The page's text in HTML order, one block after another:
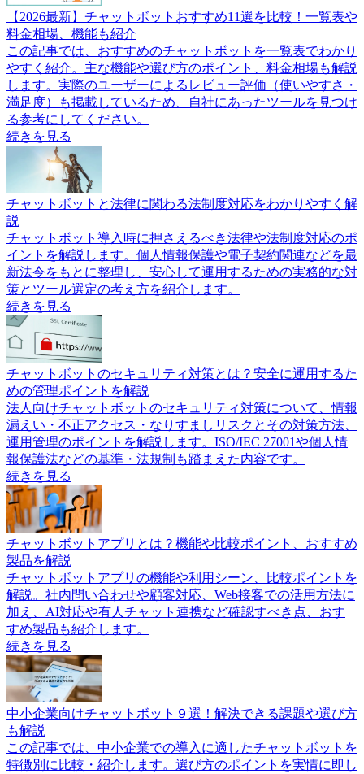
【2026最新】チャットボットおすすめ11選を比較！一覧表や
料金相場、機能も紹介
この記事では、おすすめのチャットボットを一覧表でわかり
やすく紹介。主な機能や選び方のポイント、料金相場も解説
します。実際のユーザーによるレビュー評価（使いやすさ・
満足度）も掲載しているため、自社にあったツールを見つけ
る参考にしてください。
続きを見る
チャットボットと法律に関わる法制度対応をわかりやすく解
説
チャットボット導入時に押さえるべき法律や法制度対応のポ
イントを解説します。個人情報保護や電子契約関連などを最
新法令をもとに整理し、安心して運用するための実務的な対
策とツール選定の考え方を紹介します。
続きを見る
チャットボットのセキュリティ対策とは？安全に運用するた
めの管理ポイントを解説
法人向けチャットボットのセキュリティ対策について、情報
漏えい・不正アクセス・なりすましリスクとその対策方法、
運用管理のポイントを解説します。ISO/IEC 27001や個人情
報保護法などの基準・法規制も踏まえた内容です。
続きを見る
チャットボットアプリとは？機能や比較ポイント、おすすめ
製品を解説
チャットボットアプリの機能や利用シーン、比較ポイントを
解説。社内問い合わせや顧客対応、Web接客での活用方法に
加え、AI対応や有人チャット連携など確認すべき点、おす
すめ製品も紹介します。
続きを見る
中小企業向けチャットボット９選！解決できる課題や選び方
も解説
この記事では、中小企業での導入に適したチャットボットを
特徴別に比較・紹介します。選び方のポイントを実情に即し